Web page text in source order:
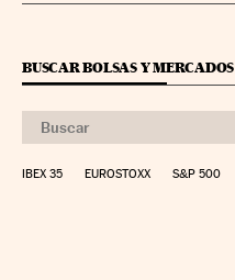
BUSCAR BOLSAS Y MERCADOS
IBEX 35 EUROSTOXX S&P 500